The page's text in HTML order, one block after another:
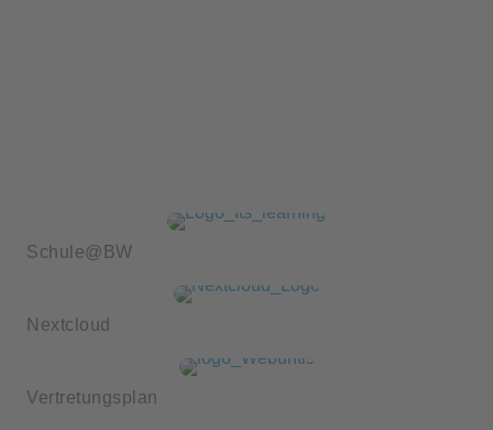
Schule@BW
Nextcloud
Vertretungsplan